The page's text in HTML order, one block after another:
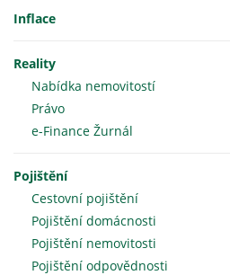
Inflace
Reality
Nabídka nemovitostí
Právo
e-Finance Žurnál
Pojištění
Cestovní pojištění
Pojištění domácnosti
Pojištění nemovitosti
Pojištění odpovědnosti